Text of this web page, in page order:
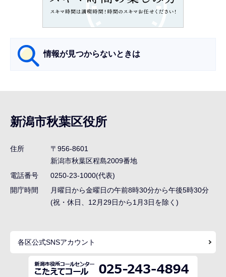
情報が見つからないときは
ナ
ビ
ゲ
シ
ョ
ま
新潟市秋葉区役所
住所
〒956-8601
新潟市秋葉区程島2009番地
電話番号
0250-23-1000(代表)
開庁時間
月曜日から金曜日の午前8時30分から午後5時30分
(祝・休日、12月29日から1月3日を除く)
各区公式SNSアカウント